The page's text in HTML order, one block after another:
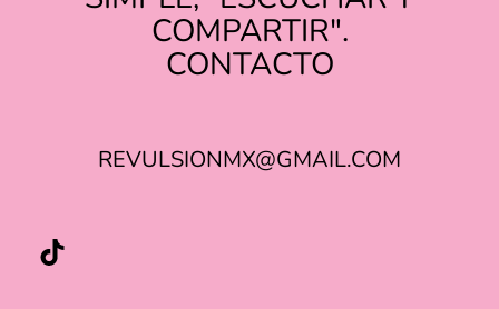
COMPARTIR".
CONTACTO
REVULSIONMX@GMAIL.COM
INSTAGRAM